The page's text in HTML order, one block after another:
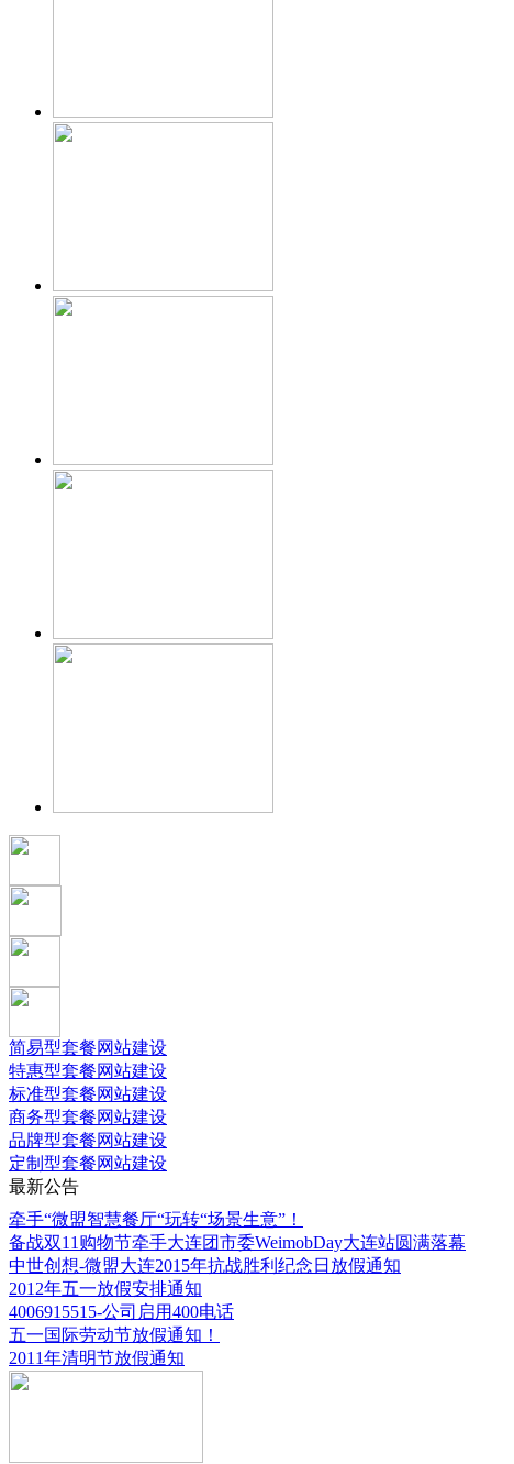
简易型套餐网站建设
特惠型套餐网站建设
标准型套餐网站建设
商务型套餐网站建设
品牌型套餐网站建设
定制型套餐网站建设
最新公告
牵手“微盟智慧餐厅“玩转“场景生意”！
备战双11购物节牵手大连团市委WeimobDay大连站圆满落幕
中世创想-微盟大连2015年抗战胜利纪念日放假通知
2012年五一放假安排通知
4006915515-公司启用400电话
五一国际劳动节放假通知！
2011年清明节放假通知